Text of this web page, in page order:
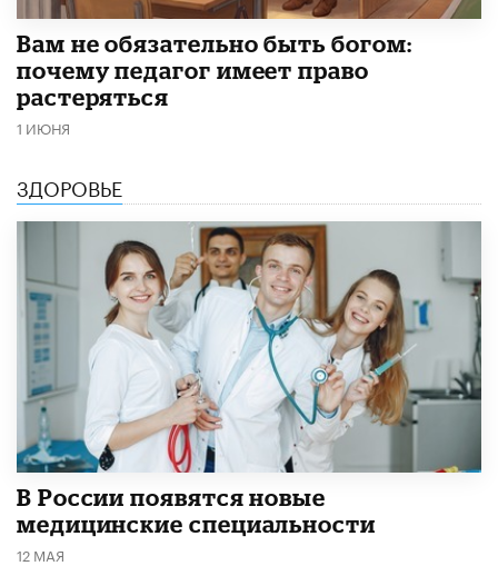
​Вам не обязательно быть богом:
почему педагог имеет право
растеряться
1 ИЮНЯ
ЗДОРОВЬЕ
В России появятся новые
медицинские специальности
12 МАЯ